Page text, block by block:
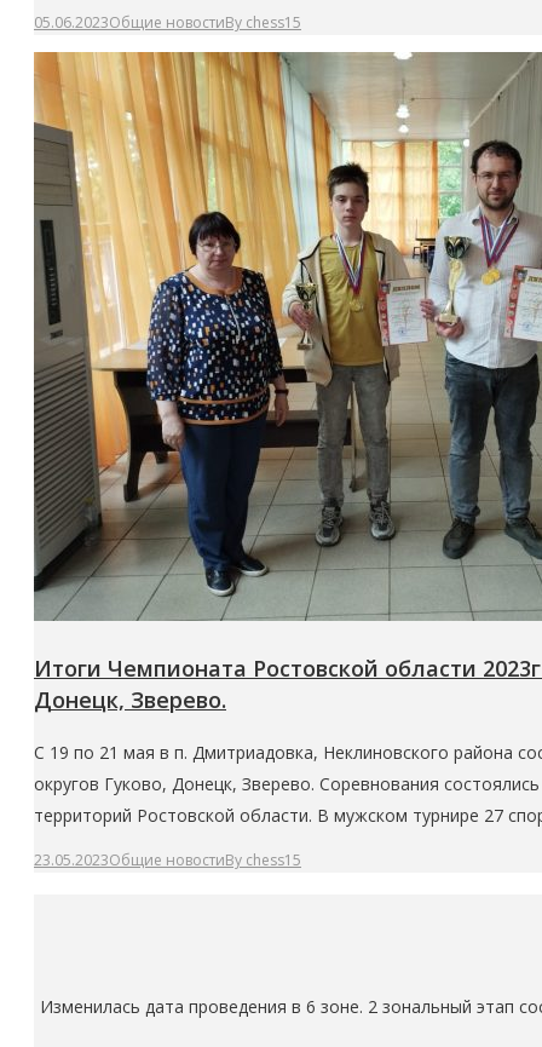
05.06.2023Общие новостиBy chess15
Итоги Чемпионата Ростовской области
Донецк, Зверево.
С 19 по 21 мая в п. Дмитриадовка, Неклиновского района
округов Гуково, Донецк, Зверево. Соревнования
территорий Ростовской области. В мужском турнире 27
23.05.2023Общие новостиBy chess15
Изменилась дата проведения в 6 зоне. 2 зональный этап